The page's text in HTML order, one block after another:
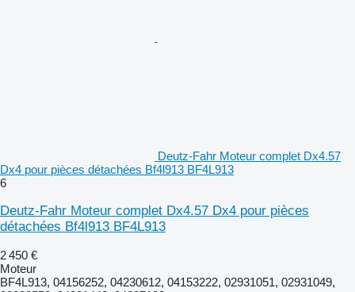
Deutz-Fahr Moteur complet Dx4.57
Dx4 pour pièces détachées Bf4l913 BF4L913
6
Deutz-Fahr Moteur complet Dx4.57 Dx4 pour pièces
détachées Bf4l913 BF4L913
2 450 €
Moteur
BF4L913, 04156252, 04230612, 04153222, 02931051, 02931049,